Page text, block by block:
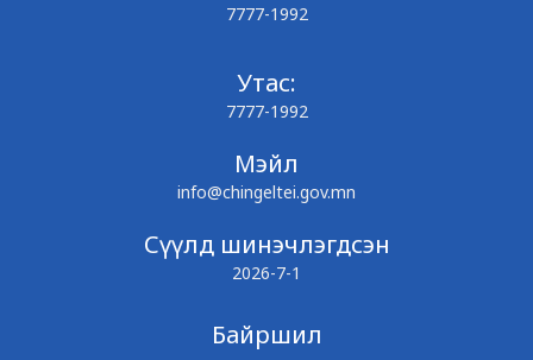
7777-1992
Утас:
7777-1992
Мэйл
info@chingeltei.gov.mn
Сүүлд шинэчлэгдсэн
2026-7-1
Байршил